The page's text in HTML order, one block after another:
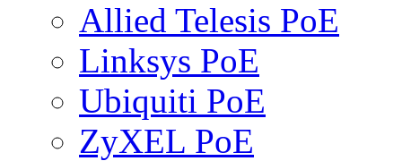
Allied Telesis PoE
Linksys PoE
Ubiquiti PoE
ZyXEL PoE